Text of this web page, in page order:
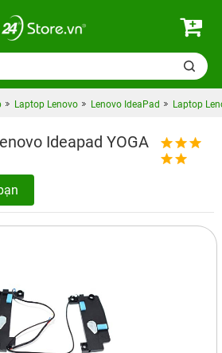
Laptop Lenovo Lenovo IdeaPad Laptop
Ideapad YOGA